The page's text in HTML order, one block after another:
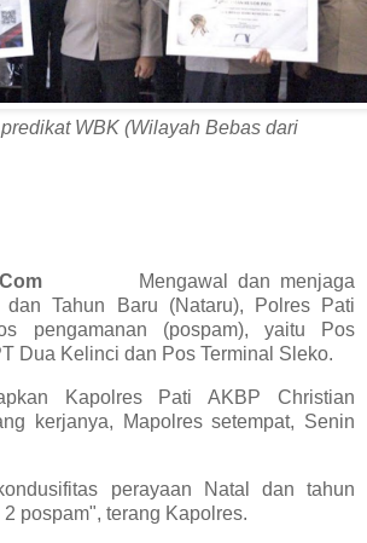
WBK (Wilayah Bebas dari
Mengawal dan menjaga
dan Tahun Baru (Nataru), Polres Pati
pengamanan (pospam), yaitu Pos
Dua Kelinci dan Pos Terminal Sleko.
Kapolres Pati AKBP Christian
kerjanya, Mapolres setempat, Senin
perayaan Natal dan tahun
pospam", terang Kapolres.